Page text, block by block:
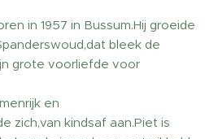
in 1957 in Bussum.Hij groeide
bleek de
grote voorliefde voor
en
zich,van kindsaf aan.Piet is